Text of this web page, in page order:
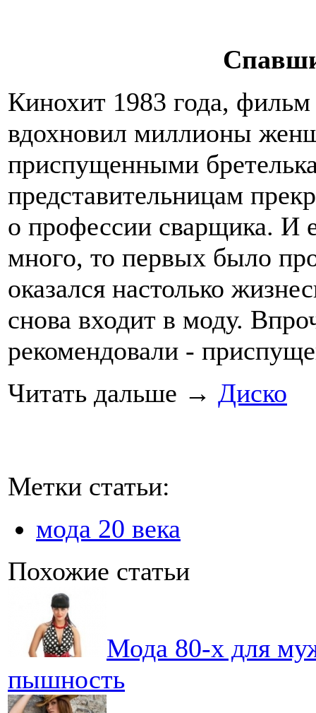
Кинохит 1983 года,
вдохновил миллионы
приспущенными
представительницам
о профессии сварщика. И
много, то первых было
оказался настолько
снова входит в моду.
рекомендовали -
Читать дальше → Диско
Метки статьи:
мода 20 века
Похожие статьи
Мода 80-х для
пышность